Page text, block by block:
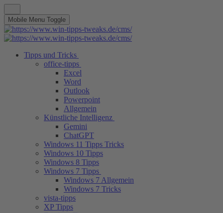
Mobile Menu Toggle
Tipps und Tricks
office-tipps
Excel
Word
Outlook
Powerpoint
Allgemein
Künstliche Intelligenz
Gemini
ChatGPT
Windows 11 Tipps Tricks
Windows 10 Tipps
Windows 8 Tipps
Windows 7 Tipps
Windows 7 Allgemein
Windows 7 Tricks
vista-tipps
XP Tipps